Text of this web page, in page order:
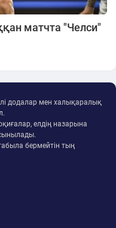
матчта "Челси"
додалар мен халықаралық
елдің назарына
бермейтін тың